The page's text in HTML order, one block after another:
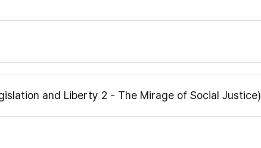
and Liberty 2 - The Mirage of Social Justice)